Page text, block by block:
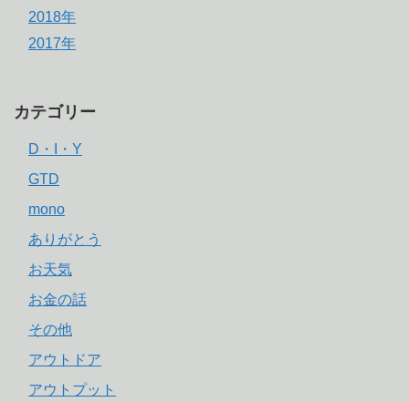
2018年
2017年
カテゴリー
D・I・Y
GTD
mono
ありがとう
お天気
お金の話
その他
アウトドア
アウトプット